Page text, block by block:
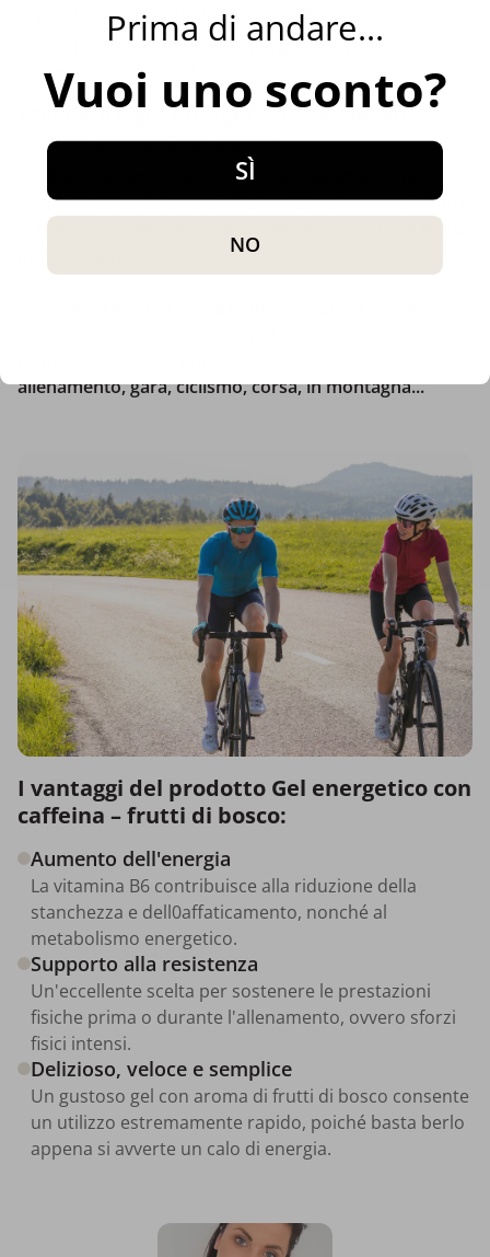
garantisce un
aumento di energia
a normale metabolsimo energetico – partecipa alla
trasformazione del cibo in energia.
Eccellente gel energetico vegano con
sapore di frutti di bosco.
Il gel sicuramente conquisterà tutti gli amanti dei
saporifruttati, poiché oltre al delizioso aroma difrutti
di bosco
succo di frutta
allenamento, gara, ciclismo, corsa, in montagna...
I vantaggi del prodotto Gel energetico con
caffeina – frutti di bosco:
Aumento dell'energia
La vitamina B6 contribuisce alla riduzione della
stanchezza e dell0affaticamento, nonché al
metabolismo energetico.
Supporto alla resistenza
Un'eccellente scelta per sostenere le prestazioni
fisiche prima o durante l'allenamento, ovvero sforzi
fisici intensi.
Delizioso, veloce e semplice
Un gustoso gel con aroma di frutti di bosco consente
un utilizzo estremamente rapido, poiché basta berlo
appena si avverte un calo di energia.
Prima di andare...
Vuoi uno sconto?
SÌ
NO